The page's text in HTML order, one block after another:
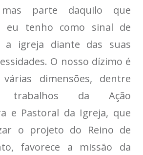
parte daquilo que
eu tenho como sinal de
a igreja diante das suas
O nosso dízimo é
dimensões, dentre
trabalhos da Ação
e Pastoral da Igreja, que
o projeto do Reino de
favorece a missão da